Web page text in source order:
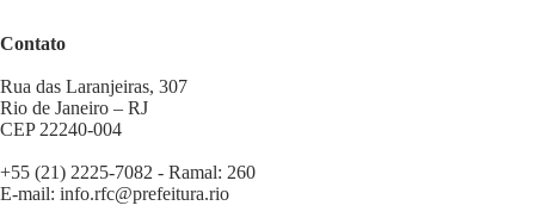
Contato
Rua das Laranjeiras, 307
Rio de Janeiro – RJ
CEP 22240-004
+55 (21) 2225-7082 - Ramal: 260
E-mail: info.rfc@prefeitura.rio